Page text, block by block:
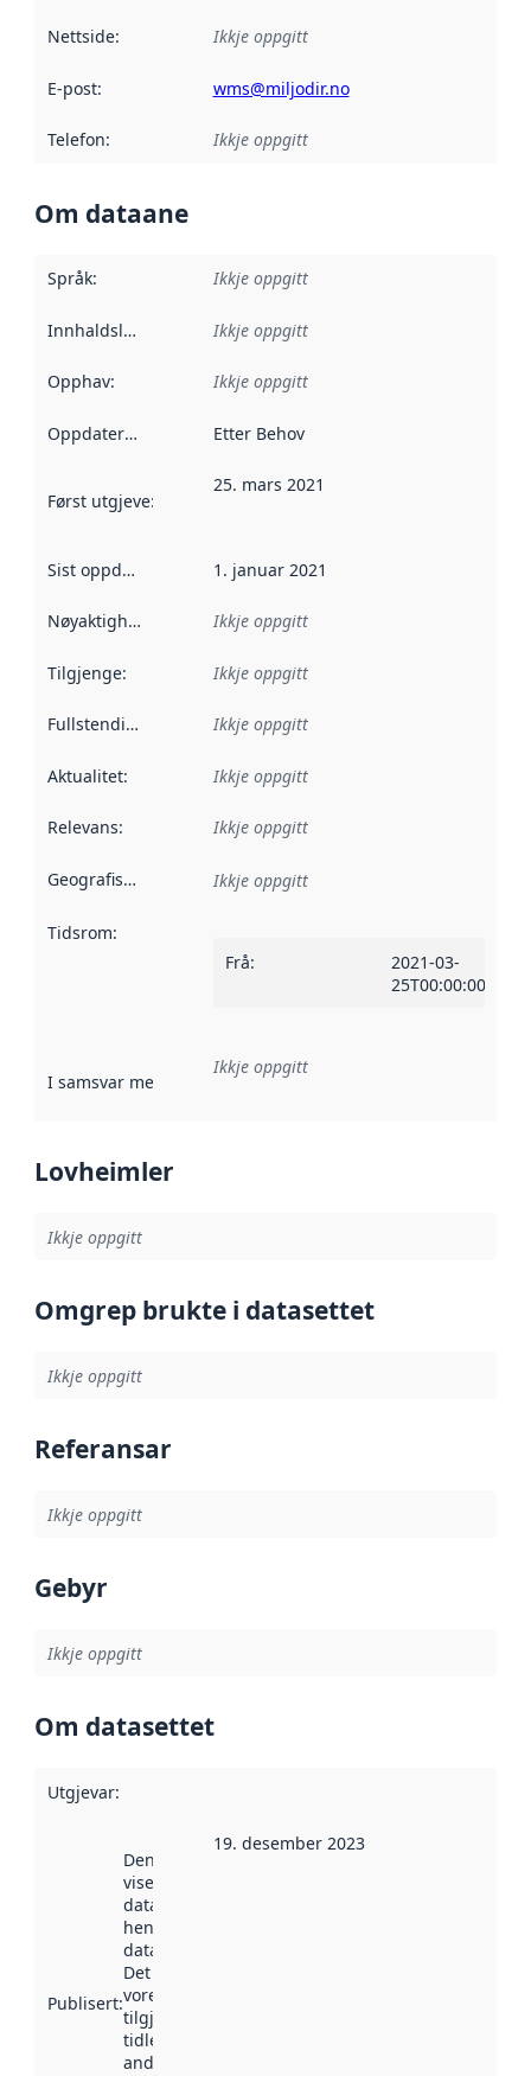
Nettside: Ikkje oppgitt
E-post: wms@miljodir.no
Telefon: Ikkje oppgitt
Om dataane
Språk: Ikkje oppgitt
Innhaldsleverandørar :
Ikkje oppgitt
Opphav: Ikkje oppgitt
Oppdateringsfrekvens :
Etter Behov
Først utgjeve:
25. mars 2021
Sist oppdatert 1. januar 2021
Nøyaktigheit Ikkje oppgitt
Tilgjenge: Ikkje oppgitt
Fullstendigheit Ikkje oppgitt
Aktualitet: Ikkje oppgitt
Relevans: Ikkje oppgitt
Geografisk område Ikkje oppgitt
Tidsrom:
Frå:
2021-03-
25T00:00:00Z
I samsvar med Referanse til ei implementeringsregel eller
Ikkje oppgitt
Lovheimler
Ikkje oppgitt
Omgrep brukte i datasettet
Ikkje oppgitt
Referansar
Ikkje oppgitt
Gebyr
Ikkje oppgitt
Om datasettet
Utgjevar:
Publisert:
Denne datoen
viser når
datasettet vart
henta inn av
data.norge.no.
Det kan ha
vore
tilgjengeleg
tidlegare
andre stader.
19. desember 2023